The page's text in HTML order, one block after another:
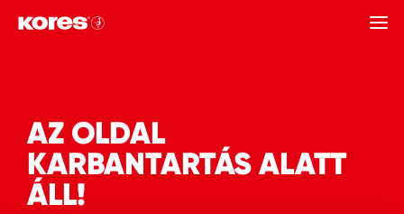
AZ OLDAL
KARBANTARTÁS ALATT
ÁLL!